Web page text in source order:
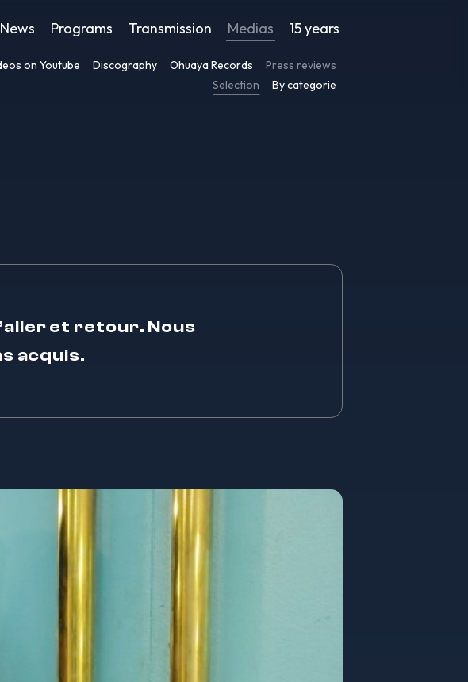
News Programs Transmission Medias 15 years
on Youtube Discography Ohuaya Records
Press reviews
Selection
By categorie
et retour. Nous
acquis.